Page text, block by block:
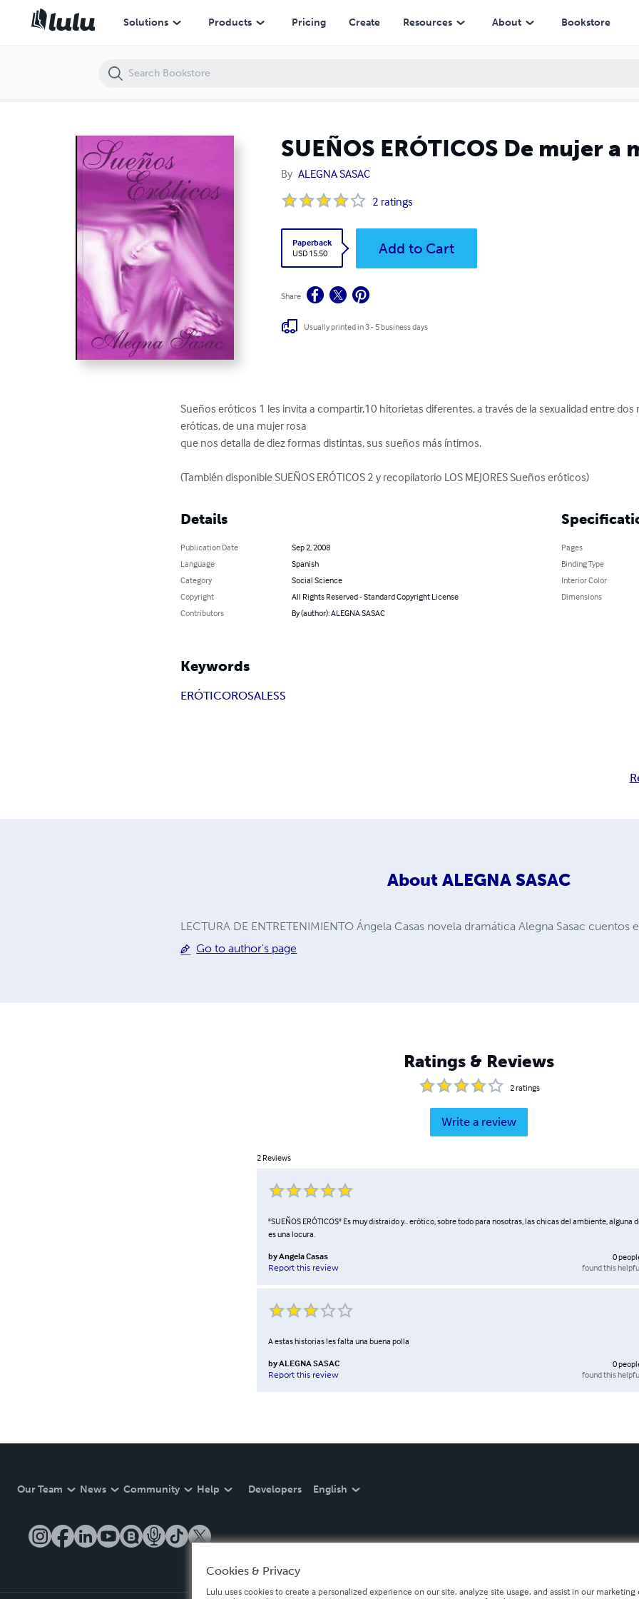
Solutions Products Pricing Create Resources About Bookstore
SUEÑOS ERÓTICOS De mujer a
By ALEGNA SASAC
2 ratings
Paperback
USD 15.50
Add to Cart
Share
Usually printed in 3 - 5 business days
Sueños eróticos 1 les invita a compartir,10 hitorietas diferentes, a través de la sexualidad entre dos
eróticas, de una mujer rosa
que nos detalla de diez formas distintas, sus sueños más íntimos.
(También disponible SUEÑOS ERÓTICOS 2 y recopilatorio LOS MEJORES Sueños eróticos)
Details
Publication Date
Sep 2, 2008
Language
Spanish
Category
Social Science
Copyright
All Rights Reserved - Standard Copyright License
Contributors
By (author): ALEGNA SASAC
Pages
Binding Type
Interior Color
Dimensions
Keywords
ERÓTICOROSALESS
About ALEGNA SASAC
LECTURA DE ENTRETENIMIENTO Ángela Casas novela dramática Alegna Sasac cuentos
Go to author's page
Ratings & Reviews
2ratings
Write a review
2 Reviews
"SUEÑOS ERÓTICOS" Es muy distraido y... erótico, sobre todo para nosotras, las chicas del ambiente, alguna
es una locura.
byAngela Casas
Report this review
0
found this
A estas historias les falta una buena polla
byALEGNA SASAC
Report this review
0
found this
Our Team News Community Help Developers English
SUEÑOS ERÓTICOS De mujer a mujer
Cookies & Privacy
Lulu uses cookies to create a personalized experience on our site, analyze site usage, and assist in our